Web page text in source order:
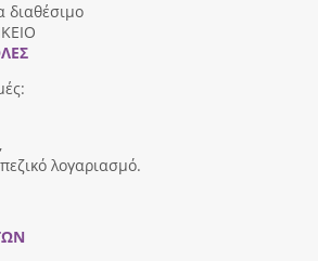
διαθέσιμο
λογαριασμό.